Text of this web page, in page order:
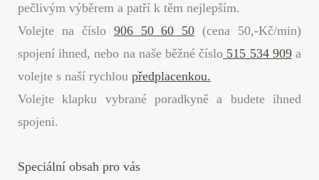
pečlivým výběrem a patří k těm nejlepším.
Volejte na číslo 906 50 60 50 (cena 50,-Kč/min)
spojení ihned, nebo na naše běžné číslo 515 534 909a
volejte s naší rychlou předplacenkou.
Volejte klapku vybrané poradkyně a budete ihned
spojeni.
Speciální obsah pro vás